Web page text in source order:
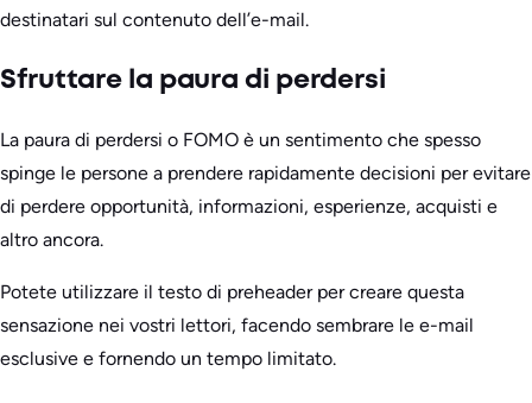
destinatari sul contenuto dell’e-mail.
Sfruttare la paura di perdersi
La paura di perdersi o FOMO è un sentimento che spesso
spinge le persone a prendere rapidamente decisioni per evitare
di perdere opportunità, informazioni, esperienze, acquisti e
altro ancora.
Potete utilizzare il testo di preheader per creare questa
sensazione nei vostri lettori, facendo sembrare le e-mail
esclusive e fornendo un tempo limitato.